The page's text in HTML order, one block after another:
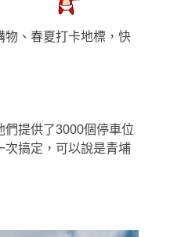
物、春夏打卡地標，快
們提供了3000個停車位
次搞定，可以說是青埔